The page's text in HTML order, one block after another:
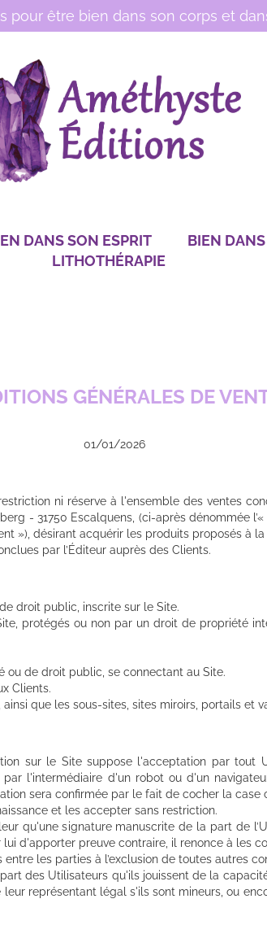
pour être bien dans son corps et
DANS SON ESPRIT BIEN
LITHOTHÉRAPIE
GÉNÉRALES DE
01/01/2026
ni réserve à l'ensemble des ventes
- 31750 Escalquens, (ci-après dénommée
»), désirant acquérir les produits proposés à
par l’Éditeur auprès des Clients.
droit public, inscrite sur le Site.
protégés ou non par un droit de propriété
ou de droit public, se connectant au Site.
Clients.
, ainsi que les sous-sites, sites miroirs, portails et
sur le Site suppose l'acceptation par tout
l'intermédiaire d'un robot ou d'un
sera confirmée par le fait de cocher la case
et les accepter sans restriction.
qu'une signature manuscrite de la part de
d'apporter preuve contraire, il renonce à les
les parties à l’exclusion de toutes autres
des Utilisateurs qu'ils jouissent de la
représentant légal s'ils sont mineurs, ou